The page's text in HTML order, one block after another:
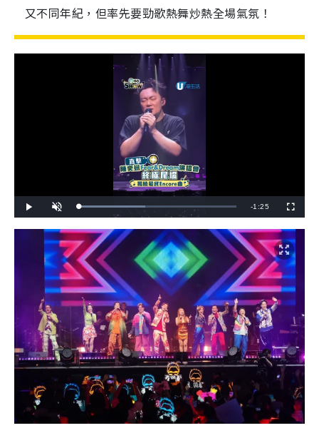
又不同年紀，但率先要勁歌熱舞炒熱全場氣氛！
l
y
n
u
t
e
L
o
d
e
d
:
2
.
3
5
%
R
e
m
a
i
n
i
n
T
-1:25
u
l
s
c
r
e
e
n